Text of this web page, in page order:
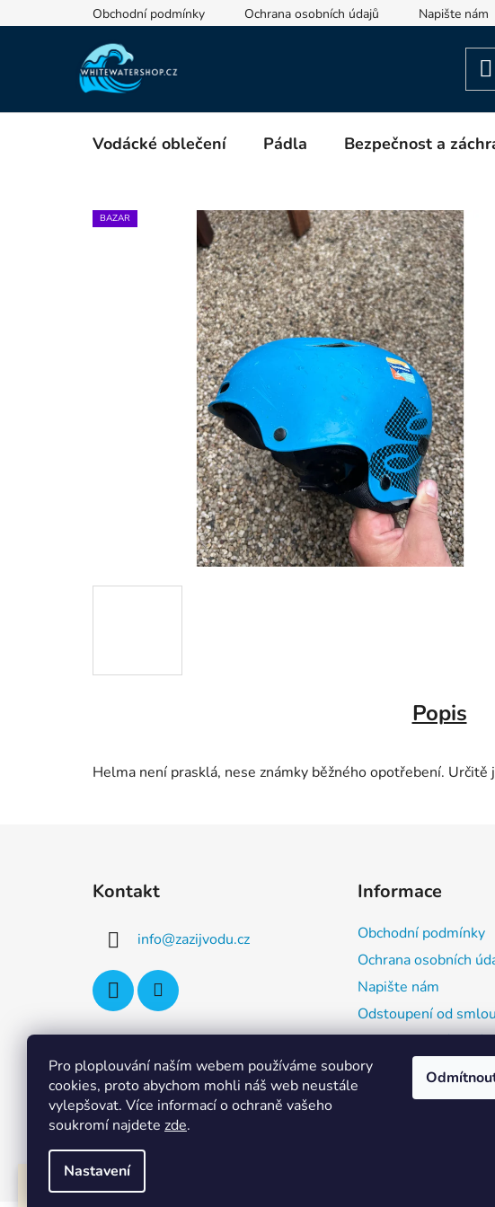
Pro ploplouvání naším webem používáme soubory
cookies, proto abychom mohli náš web neustále
vylepšovat. Více informací o ochraně vašeho
soukromí najdete zde.
Nastavení
na
Zboží, které nemáme aktuálně skladem nebo zboží výrobců, které není vystaveno
v našem e-shopu můžete poptat dotazem. Dostupnost u výrobce i aktuální cenu
Obchodní podmínky Ochrana osobních údajů Napište nám
Vodácké oblečení Pádla Bezpečnost a
BAZAR
Popis
Helma není prasklá, nese známky běžného opotřebení.
Kontakt
info@zazijvodu.cz
Informace
Obchodní podmínky
Ochrana osobních
Napište nám
Odstoupení od
Informace o
distributorech